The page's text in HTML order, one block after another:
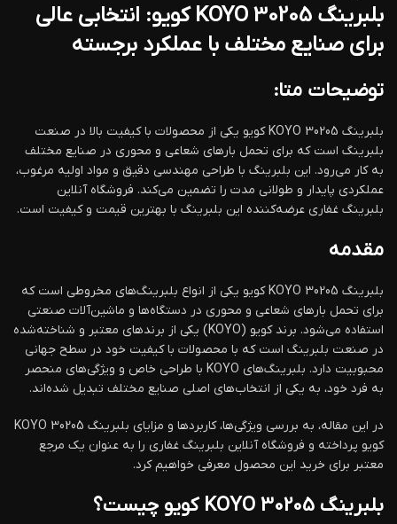
بلبرینگ KOYO 30205 کویو: انتخابی عالی
برای صنایع مختلف با عملکرد برجسته
توضیحات متا:
بلبرینگ KOYO 30205 کویو یکی از محصولات با کیفیت بالا در صنعت
بلبرینگ است که برای تحمل بارهای شعاعی و محوری در صنایع مختلف
به کار می‌رود. این بلبرینگ با طراحی مهندسی دقیق و مواد اولیه مرغوب،
عملکردی پایدار و طولانی مدت را تضمین می‌کند. فروشگاه آنلاین
بلبرینگ غفاری عرضه‌کننده این بلبرینگ با بهترین قیمت و کیفیت است.
مقدمه
بلبرینگ KOYO 30205 کویو یکی از انواع بلبرینگ‌های مخروطی است که
برای تحمل بارهای شعاعی و محوری در دستگاه‌ها و ماشین‌آلات صنعتی
استفاده می‌شود. برند کویو (KOYO) یکی از برندهای معتبر و شناخته‌شده
در صنعت بلبرینگ است که با محصولات با کیفیت خود در سطح جهانی
محبوبیت دارد. بلبرینگ‌های KOYO با طراحی خاص و ویژگی‌های منحصر
به فرد خود، به یکی از انتخاب‌های اصلی صنایع مختلف تبدیل شده‌اند.
در این مقاله، به بررسی ویژگی‌ها، کاربردها و مزایای بلبرینگ KOYO 30205
کویو پرداخته و فروشگاه آنلاین بلبرینگ غفاری را به عنوان یک مرجع
معتبر برای خرید این محصول معرفی خواهیم کرد.
بلبرینگ KOYO 30205 کویو چیست؟